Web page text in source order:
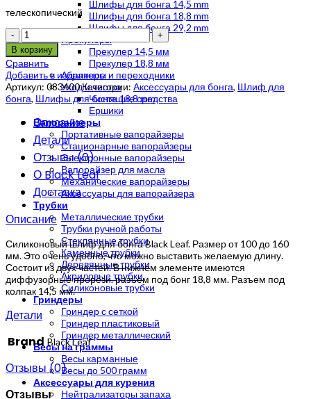
Шлифы для бонга 14,5 mm
Шлифы для бонга 18,8 mm
Шлифы для бонга 29,2 mm
Прекулеры
Прекулер 14,5 мм
Прекулер 18,8 мм
Адаптеры и переходники
Уход и чистка
Чистящие средства
Ершики
Вапорайзеры
Портативные вапорайзеры
Стационарные вапорайзеры
Электронные вапорайзеры
Вапорайзер для масла
Механические вапорайзеры
Аксессуары для вапорайзера
Трубки
Металлические трубки
Трубки ручной работы
Стеклянные трубки
Каменные трубки
Деревянные трубки
Акриловые трубки
Силиконовые трубки
Гриндеры
Гриндер с сеткой
Гриндер пластиковый
Гриндер металлический
Весы на граммы
Весы карманные
Весы до 500 грамм
Аксессуары для курения
Нейтрализаторы запаха
телескопический
Количество
В корзину
Сравнить
Добавить в избранное
Артикул: 083400 Категории: Аксессуары для бонга, Шлиф для
бонга, Шлифы для бонга 18,8 mm
Описание
Детали
Отзывы (0)
О Black Leaf
Доставка
Описание
Силиконовый шлиф для бонга Black Leaf. Размер от 100 до 160
мм. Это очень удобно, что можно выставить желаемую длину.
Состоит из двух частей. В нижнем элементе имеются
диффузорные прорези. разъем под бонг 18,8 мм. Разъем под
колпак 14,5 мм.
Детали
Brand Black Leaf
Отзывы (0)
Отзывы